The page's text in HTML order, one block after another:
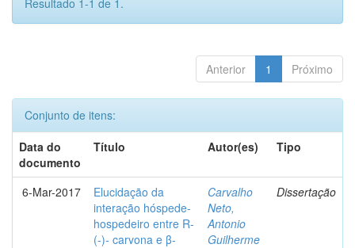
Resultado 1-1 de 1.
Anterior 1 Próximo
Conjunto de itens:
Data do
documento
Título Autor(es) Tipo
6-Mar-2017
Elucidação da
interação hóspede-
hospedeiro entre R-
(-)- carvona e β-
Carvalho
Neto,
Antonio
Guilherme
Dissertação